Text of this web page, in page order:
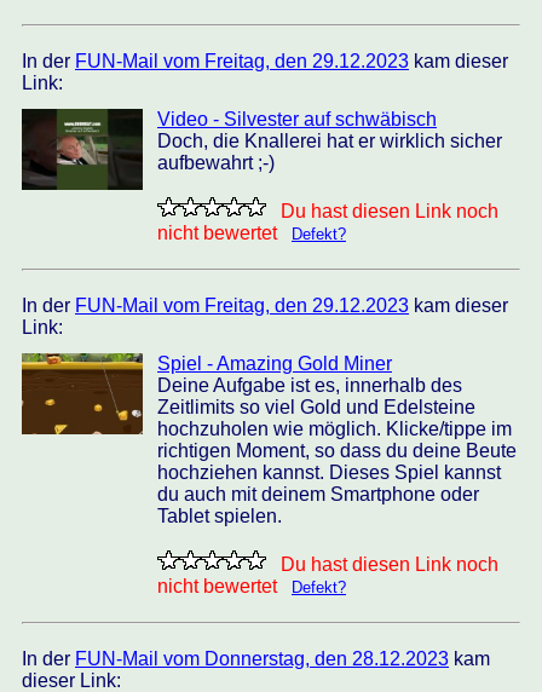
In der FUN-Mail vom Freitag, den 29.12.2023 kam dieser
Link:
Video - Silvester auf schwäbisch
Doch, die Knallerei hat er wirklich sicher
aufbewahrt ;-)
Du hast diesen Link noch
nicht bewertet
Defekt?
In der FUN-Mail vom Freitag, den 29.12.2023 kam dieser
Link:
Spiel - Amazing Gold Miner
Deine Aufgabe ist es, innerhalb des
Zeitlimits so viel Gold und Edelsteine
hochzuholen wie möglich. Klicke/tippe im
richtigen Moment, so dass du deine Beute
hochziehen kannst. Dieses Spiel kannst
du auch mit deinem Smartphone oder
Tablet spielen.
Du hast diesen Link noch
nicht bewertet
Defekt?
In der FUN-Mail vom Donnerstag, den 28.12.2023 kam
dieser Link: